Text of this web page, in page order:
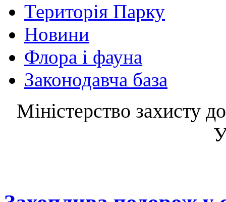
Територія Парку
Новини
Флора і фауна
Законодавча база
Міністерство захисту